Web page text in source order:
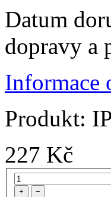
Datum
dopravy a
Informace
Produkt:
227 Kč
+ −